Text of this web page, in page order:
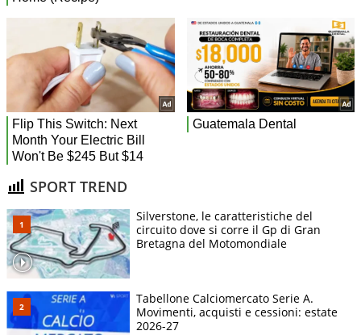
SPORT TREND
Silverstone, le caratteristiche del
circuito dove si corre il Gp di Gran
Bretagna del Motomondiale
Tabellone Calciomercato Serie A.
Movimenti, acquisti e cessioni: estate
2026-27